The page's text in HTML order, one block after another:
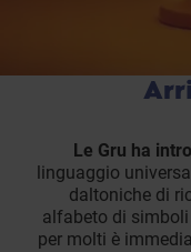
Le Gru ha
linguaggio
daltoniche di
alfabeto di
per molti è